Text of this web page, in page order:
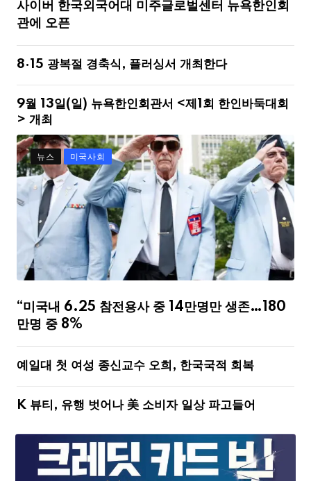
사이버 한국외국어대 미주글로벌센터 뉴욕한인회
관에 오픈
8·15 광복절 경축식, 플러싱서 개최한다
9월 13일(일) 뉴욕한인회관서 <제1회 한인바둑대회
> 개최
뉴스 미국사회
“미국내 6.25 참전용사 중 14만명만 생존…180
만명 중 8%
예일대 첫 여성 종신교수 오희, 한국국적 회복
K 뷰티, 유행 벗어나 美 소비자 일상 파고들어